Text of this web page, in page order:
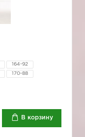
164-92
170-88
В корзину